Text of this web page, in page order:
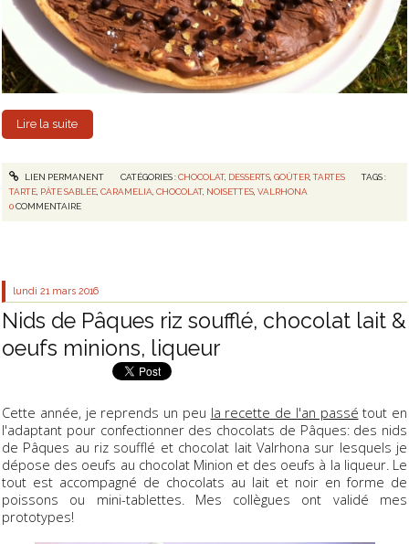
Lire la suite
LIEN PERMANENT CATÉGORIES :CHOCOLAT, DESSERTS, GOÛTER,TARTES
TAGS :
TARTE PÂTE SABLÉE ,CARAMELIA ,CHOCOLAT, NOISETTES ,VALRHONA
0COMMENTAIRE
lundi 21 mars 2016
Nids de Pâques riz soufflé, chocolat lait &
oeufs minions, liqueur
Cette année, je reprends un peu la recette de l'an passé tout en
l'adaptant pour confectionner des chocolats de Pâques: des nids
de Pâques au riz soufflé et chocolat lait Valrhona sur lesquels je
dépose des oeufs au chocolat Minion et des oeufs à la liqueur. Le
tout est accompagné de chocolats au lait et noir en forme de
poissons ou mini-tablettes. Mes collègues ont validé mes
prototypes!